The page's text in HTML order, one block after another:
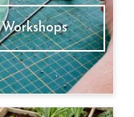
Workshops